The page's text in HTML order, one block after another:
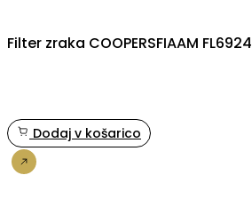
Filter zraka COOPERSFIAAM FL6924
Dodaj v košarico